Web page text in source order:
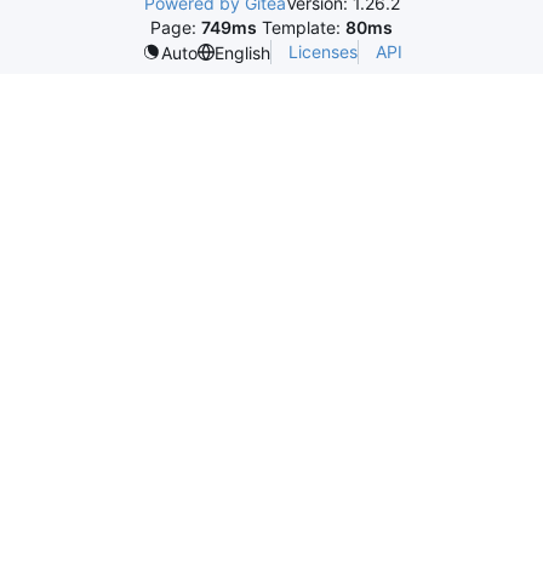
Page: 749ms Template: 80ms
Auto
English Licenses API